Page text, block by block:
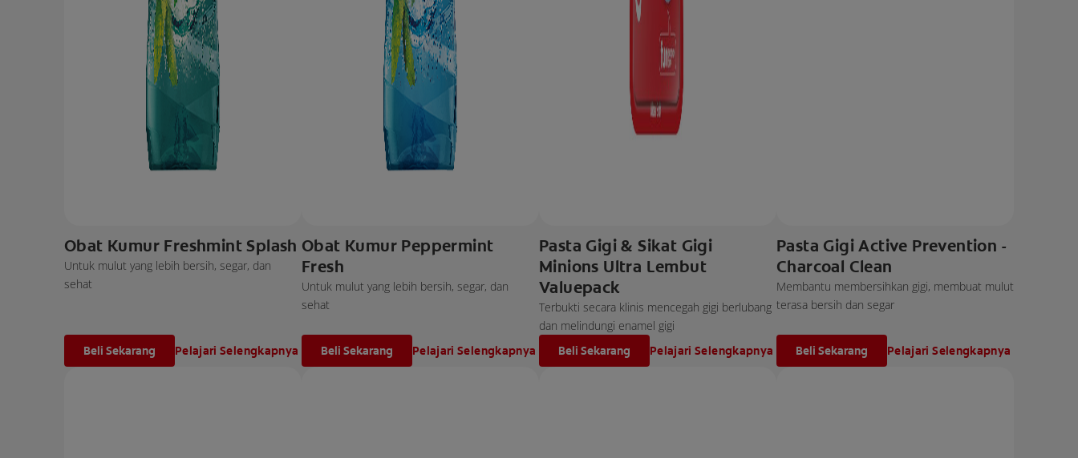
Obat Kumur Freshmint Splash
Untuk mulut yang lebih bersih, segar, dan
sehat
Beli Sekarang Pelajari Selengkapnya
Obat Kumur Peppermint
Fresh
Untuk mulut yang lebih bersih, segar, dan
sehat
Beli Sekarang Pelajari Selengkapnya
Pasta Gigi & Sikat Gigi
Minions Ultra Lembut
Valuepack
Terbukti secara klinis mencegah gigi berlubang
dan melindungi enamel gigi
Beli Sekarang Pelajari Selengkapnya
Pasta Gigi Active Prevention -
Charcoal Clean
Membantu membersihkan gigi, membuat mulut
terasa bersih dan segar
Beli Sekarang Pelajari Selengkapnya